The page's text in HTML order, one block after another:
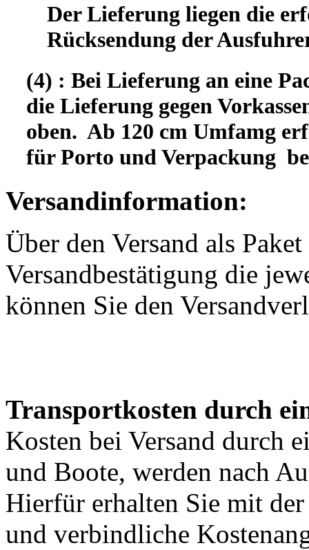
Der Lieferung liegen die
Rücksendung der
(4) : Bei Lieferung an eine
die Lieferung gegen
oben. Ab 120 cm Umfamg
für Porto und Verpackung
Versandinformation:
Über den Versand als
Versandbestätigung die
können Sie den
Transportkosten durch
Kosten bei Versand durch
und Boote, werden nach
Hierfür erhalten Sie mit
und verbindliche